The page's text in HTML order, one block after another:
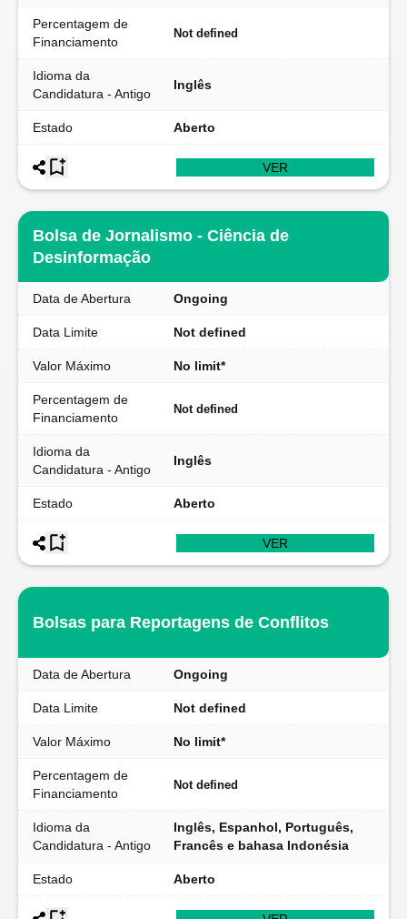
Percentagem de
Financiamento
Not defined
Idioma da
Candidatura - Antigo
Inglês
Estado Aberto
VER
Bolsa de Jornalismo - Ciência de
Desinformação
Data de Abertura Ongoing
Data Limite Not defined
Valor Máximo No limit*
Percentagem de
Financiamento
Not defined
Idioma da
Candidatura - Antigo
Inglês
Estado Aberto
VER
Bolsas para Reportagens de Conflitos
Data de Abertura Ongoing
Data Limite Not defined
Valor Máximo No limit*
Percentagem de
Financiamento
Not defined
Idioma da
Candidatura - Antigo
Inglês, Espanhol, Português,
Francês e bahasa Indonésia
Estado Aberto